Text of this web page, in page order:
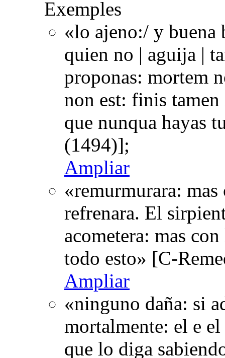
Exemples
«lo ajeno:/ y buena
quien no | aguija |
proponas: mortem
non est: finis
que nunqua hayas
(1494)];
Ampliar
«remurmurara:
refrenara. El
acometera: mas
todo esto» [C-
Ampliar
«ninguno daña: si
mortalmente: el e
que lo diga